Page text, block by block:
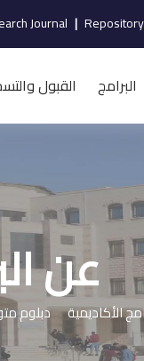
Repository
|
Journal
البرامج القبول
عن
الأكاديمية دبلوم